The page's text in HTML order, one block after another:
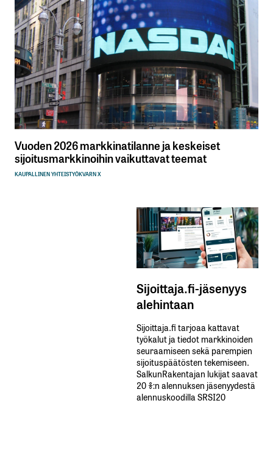
Vuoden 2026 markkinatilanne ja keskeiset
sijoitusmarkkinoihin vaikuttavat teemat
KAUPALLINEN YHTEISTYÖKVARN X
Sijoittaja.fi-jäsenyys
alehintaan
Sijoittaja.fi tarjoaa kattavat
työkalut ja tiedot markkinoiden
seuraamiseen sekä parempien
sijoituspäätösten tekemiseen.
SalkunRakentajan lukijat saavat
20 %:n alennuksen jäsenyydestä
alennuskoodilla SRSI20